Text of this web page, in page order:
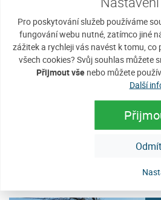
Pro poskytování služeb používáme
fungování webu nutné, zatímco jiné
zážitek a rychleji vás navést k tomu,
všech cookies? Svůj souhlas
Přijmout vše nebo můžete
Další
Hasičská okrsková
V sobotu 9. května 2015 proběhla v
Benešově Hoře okrsková soutěž v